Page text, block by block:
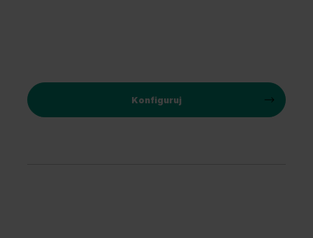
Konfiguruj